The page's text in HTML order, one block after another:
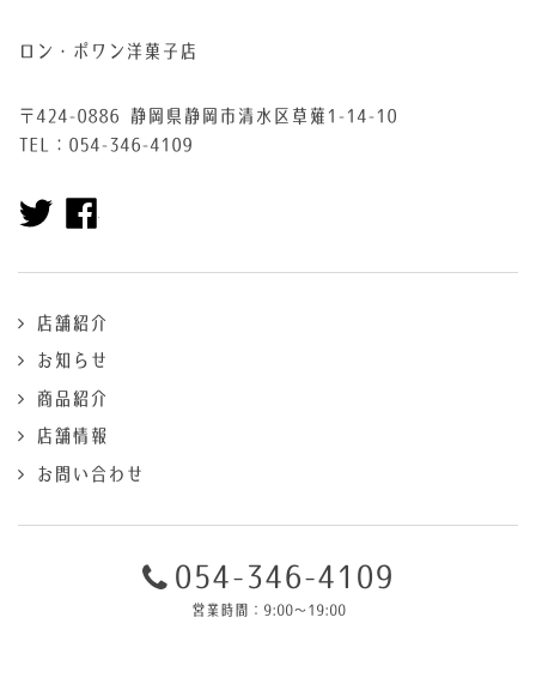
ロン・ポワン洋菓子店
〒424-0886 静岡県静岡市清水区草薙1-14-10
TEL：054-346-4109
Twitterページへ
店舗紹介
お知らせ
商品紹介
店舗情報
お問い合わせ
054-346-4109
営業時間：9:00～19:00